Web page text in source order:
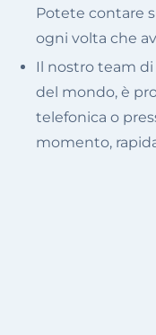
Potete contare
ogni volta che
Il nostro team
del mondo, è
telefonica o
momento,